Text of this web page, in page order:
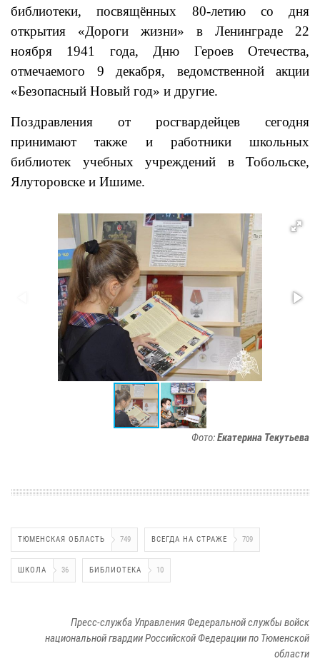
библиотеки, посвящённых 80-летию со дня
открытия «Дороги жизни» в Ленинграде 22
ноября 1941 года, Дню Героев Отечества,
отмечаемого 9 декабря, ведомственной акции
«Безопасный Новый год» и другие.
Поздравления от росгвардейцев сегодня
принимают также и работники школьных
библиотек учебных учреждений в Тобольске,
Ялуторовске и Ишиме.
Фото:Екатерина Текутьева
ТЮМЕНСКАЯ ОБЛАСТЬ 749 ВСЕГДА НА СТРАЖЕ 709
ШКОЛА 36 БИБЛИОТЕКА 10
Пресс-служба Управления Федеральной службы войск
национальной гвардии Российской Федерации по Тюменской
области